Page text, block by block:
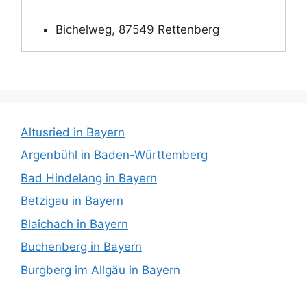
Bichelweg, 87549 Rettenberg
Altusried in Bayern
Argenbühl in Baden-Württemberg
Bad Hindelang in Bayern
Betzigau in Bayern
Blaichach in Bayern
Buchenberg in Bayern
Burgberg im Allgäu in Bayern